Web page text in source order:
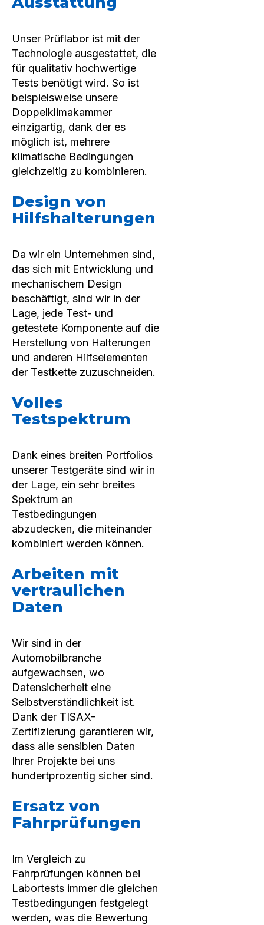
Unser Prüflabor ist mit der
Technologie ausgestattet, die
für qualitativ hochwertige
Tests benötigt wird. So ist
beispielsweise unsere
Doppelklimakammer
einzigartig, dank der es
möglich ist, mehrere
klimatische Bedingungen
gleichzeitig zu kombinieren.
Design von
Hilfshalterungen
Da wir ein Unternehmen sind,
das sich mit Entwicklung und
mechanischem Design
beschäftigt, sind wir in der
Lage, jede Test- und
getestete Komponente auf die
Herstellung von Halterungen
und anderen Hilfselementen
der Testkette zuzuschneiden.
Volles
Testspektrum
Dank eines breiten Portfolios
unserer Testgeräte sind wir in
der Lage, ein sehr breites
Spektrum an
Testbedingungen
abzudecken, die miteinander
kombiniert werden können.
Arbeiten mit
vertraulichen
Daten
Wir sind in der
Automobilbranche
aufgewachsen, wo
Datensicherheit eine
Selbstverständlichkeit ist.
Dank der TISAX-
Zertifizierung garantieren wir,
dass alle sensiblen Daten
Ihrer Projekte bei uns
hundertprozentig sicher sind.
Ersatz von
Fahrprüfungen
Im Vergleich zu
Fahrprüfungen können bei
Labortests immer die gleichen
Testbedingungen festgelegt
werden, was die Bewertung